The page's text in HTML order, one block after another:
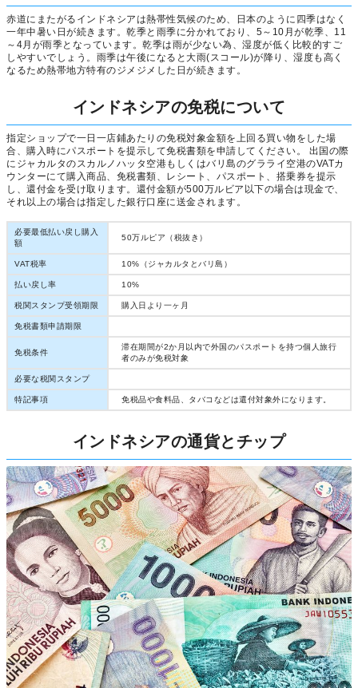
赤道にまたがるインドネシアは熱帯性気候のため、日本のように四季はなく
一年中暑い日が続きます。乾季と雨季に分かれており、5～10月が乾季、11
～4月が雨季となっています。乾季は雨が少ない為、湿度が低く比較的すご
しやすいでしょう。雨季は午後になると大雨(スコール)が降り、湿度も高く
なるため熱帯地方特有のジメジメした日が続きます。
インドネシアの免税について
指定ショップで一日一店鋪あたりの免税対象金額を上回る買い物をした場
合、購入時にパスポートを提示して免税書類を申請してください。 出国の際
にジャカルタのスカルノハッタ空港もしくはバリ島のグラライ空港のVATカ
ウンターにて購入商品、免税書類、レシート、パスポート、搭乗券を提示
し、還付金を受け取ります。還付金額が500万ルビア以下の場合は現金で、
それ以上の場合は指定した銀行口座に送金されます。
必要最低払い戻し購入
額
50万ルピア（税抜き）
VAT税率 10%（ジャカルタとバリ島）
払い戻し率 10%
税関スタンプ受領期限 購入日より一ヶ月
免税書類申請期限
免税条件
滞在期間が2か月以内で外国のパスポートを持つ個人旅行
者のみが免税対象
必要な税関スタンプ
特記事項 免税品や食料品、タバコなどは還付対象外になります。
インドネシアの通貨とチップ